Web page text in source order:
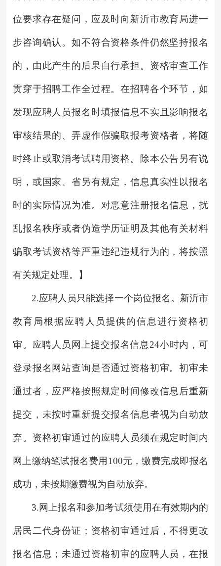
位要求存在疑问，应及时向新沂市教育局进一
步咨询确认。如不符合资格条件仍然坚持报名
的，由此产生的后果自行承担。资格审查工作
贯穿于招聘工作全过程。在招聘各个环节，如
发现应聘人员报名时填报信息不实且影响报名
审核结果的、弄虚作假骗取报考资格者，将随
时终止或取消考试聘用资格。除本公告另有说
明，或国家、省另有规定，信息真实性以报名
时的实际情况为准。对恶意注册报名信息，扰
乱报名秩序或者伪造学历证明及其他有关材料
骗取考试资格等严重违纪违规行为的，将按照
有关规定处理。】
2.应聘人员只能选择一个岗位报名。新沂市
教育局根据应聘人员提供的信息进行资格初
审。应聘人员网上提交报名信息24小时内，可
登录报名网站查询是否通过资格初审。初审未
通过者，应严格按照规定时间修改信息后重新
提交，未按时重新提交报名信息者视为自动放
弃。资格初审通过的应聘人员须在规定时间内
网上缴纳笔试报名费用100元，缴费完成即报名
成功，未按期缴费视为自动放弃。
3.网上报名和参加考试须使用在有效期内的
居民二代身份证；资格初审通过后，不得更改
报名信息；未通过资格初审的应聘人员，在报